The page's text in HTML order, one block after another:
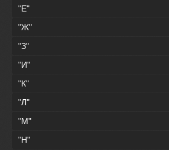
"Е"
"Ж"
"З"
"И"
"К"
"Л"
"М"
"Н"